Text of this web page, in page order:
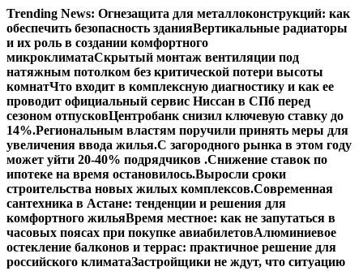
Перейти
к
содержимому
Trending News: Огнезащита для металлоконструкций: как
обеспечить безопасность зданияВертикальные радиаторы
и их роль в создании комфортного
микроклиматаСкрытый монтаж вентиляции под
натяжным потолком без критической потери высоты
комнатЧто входит в комплексную диагностику и как ее
проводит официальный сервис Ниссан в СПб перед
сезоном отпусковЦентробанк снизил ключевую ставку до
14%.Региональным властям поручили принять меры для
увеличения ввода жилья.С загородного рынка в этом году
может уйти 20-40% подрядчиков .Снижение ставок по
ипотеке на время остановилось.Выросли сроки
строительства новых жилых комплексов.Современная
сантехника в Астане: тенденции и решения для
комфортного жильяВремя местное: как не запутаться в
часовых поясах при покупке авиабилетовАлюминиевое
остекление балконов и террас: практичное решение для
российского климатаЗастройщики не ждут, что ситуацию